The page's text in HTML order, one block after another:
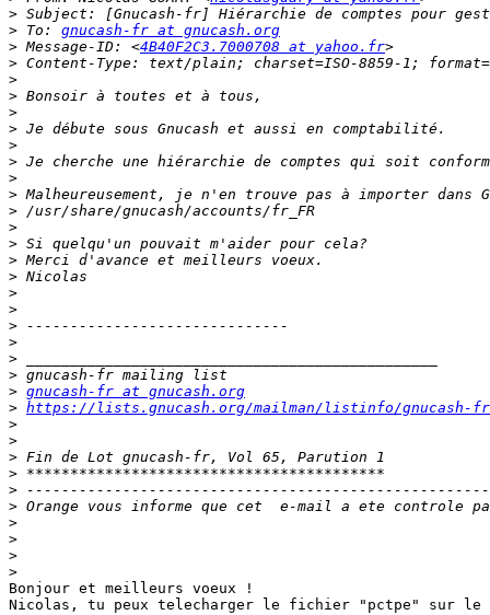
>
> To: gnucash-fr at gnucash.org
> Message-ID: <4B40F2C3.7000708 at yahoo.fr
>
>
>
>
>
>
>
>
>
>
>
>
>
>
>
>
>
>
>
>
> gnucash-fr at gnucash.org
> https://lists.gnucash.org/mailman/listinfo/gnucash-fr
>
>
>
>
>
>
>
>
>
>
Bonjour et meilleurs voeux !
Nicolas, tu peux telecharger le fichier "pctpe" sur